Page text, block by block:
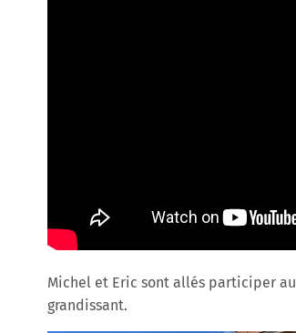
Michel et Eric sont allés participer
grandissant.